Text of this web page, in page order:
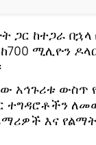
ጋር ከተጋራ በኋላ
ሚሊዮን
አኅጉሪቱ ውስጥ
ተግዳሮቶችን
እና የልማት